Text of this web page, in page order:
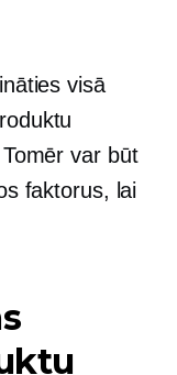
visā
var būt
faktorus, lai